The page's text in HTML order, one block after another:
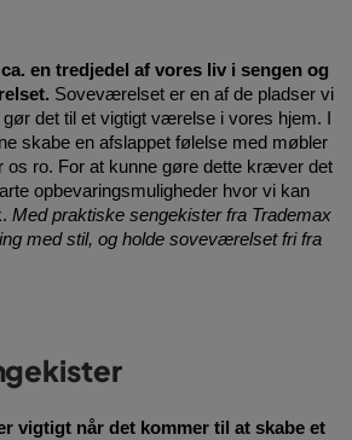
en tredjedel af vores liv i sengen og
Soveværelset er en af de pladser vi
det til et vigtigt værelse i vores hjem. I
skabe en afslappet følelse med møbler
os ro. For at kunne gøre dette kræver det
opbevaringsmuligheder hvor vi kan
Med praktiske sengekister fra Trademax
med stil, og holde soveværelset fri fra
vigtigt når det kommer til at skabe et